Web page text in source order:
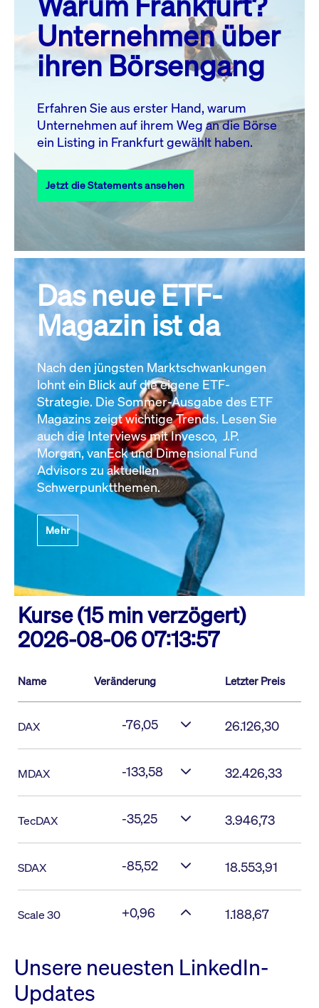
MO. DI. MI. DO. FR. SA. SO.
1
2
3
4 5 6 7 8
10 11 13 14
17
18 19 20 21 22
23
27 28
31
Alle Events
Unternehmen über
ihren Börsengang
Erfahren Sie aus erster Hand, warum
Unternehmen auf ihrem Weg an die Börse
ein Listing in Frankfurt gewählt haben.
Jetzt die Statements ansehen
Das neue ETF-
Magazin ist da
Nach den jüngsten Marktschwankungen
lohnt ein Blick auf die eigene ETF-
Strategie. Die Sommer-Ausgabe des ETF
Magazins zeigt wichtige Trends. Lesen Sie
auch die Interviews mit Invesco, J.P.
Morgan, vanEck und Dimensional Fund
Advisors zu aktuellen
Schwerpunktthemen.
Mehr
Kurse (15 min verzögert)
2026-08-06 07:13:57
Name Veränderung Letzter Preis
DAX -76,05 26.126,30
MDAX -133,58 32.426,33
TecDAX -35,25 3.946,73
SDAX -85,52 18.553,91
Scale 30 +0,96 1.188,67
Unsere neuesten LinkedIn-
Updates